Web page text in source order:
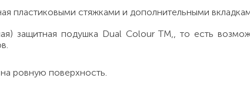
пластиковыми стяжками и дополнительными
защитная подушка Dual Colour TM,, то есть
ровную поверхность.